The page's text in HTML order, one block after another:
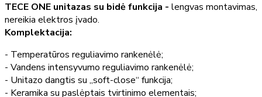
TECE ONE unitazas su bidė funkcija - lengvas montavimas,
nereikia elektros įvado.
Komplektacija:
- Temperatūros reguliavimo rankenėlė;
- Vandens intensyvumo reguliavimo rankenėlė;
- Unitazo dangtis su „soft-close“ funkcija;
- Keramika su paslėptais tvirtinimo elementais;